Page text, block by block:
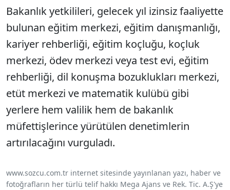
Bakanlık yetkilileri, gelecek yıl izinsiz faaliyette
bulunan eğitim merkezi, eğitim danışmanlığı,
kariyer rehberliği, eğitim koçluğu, koçluk
merkezi, ödev merkezi veya test evi, eğitim
rehberliği, dil konuşma bozuklukları merkezi,
etüt merkezi ve matematik kulübü gibi
yerlere hem valilik hem de bakanlık
müfettişlerince yürütülen denetimlerin
artırılacağını vurguladı.
www.sozcu.com.tr internet sitesinde yayınlanan yazı, haber ve
fotoğrafların her türlü telif hakkı Mega Ajans ve Rek. Tic. A.Ş'ye